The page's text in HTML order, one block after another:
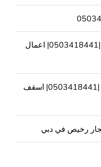
شركة صيانة عامة في الشارقة |0503418441| اعمال
تركيب فورسيلنج في ام القيوين |0503418441| اسقف